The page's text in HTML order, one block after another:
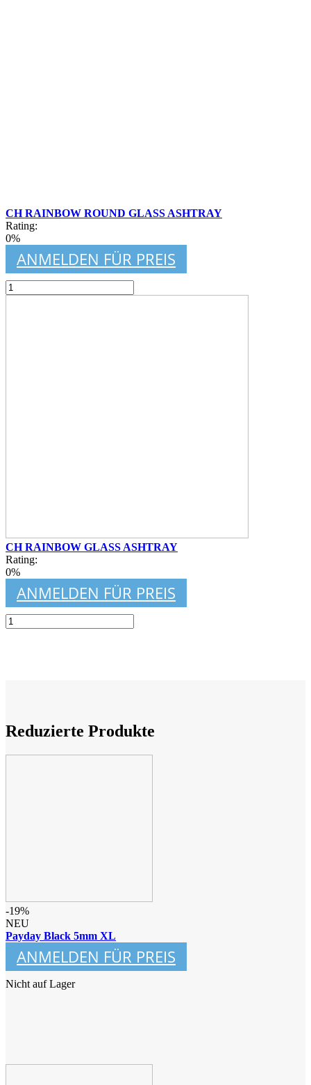
CH RAINBOW ROUND GLASS ASHTRAY
Rating:
0%
ANMELDEN FÜR PREIS
CH RAINBOW GLASS ASHTRAY
Rating:
0%
ANMELDEN FÜR PREIS
Reduzierte Produkte
-19%
NEU
Payday Black 5mm XL
ANMELDEN FÜR PREIS
Nicht auf Lager